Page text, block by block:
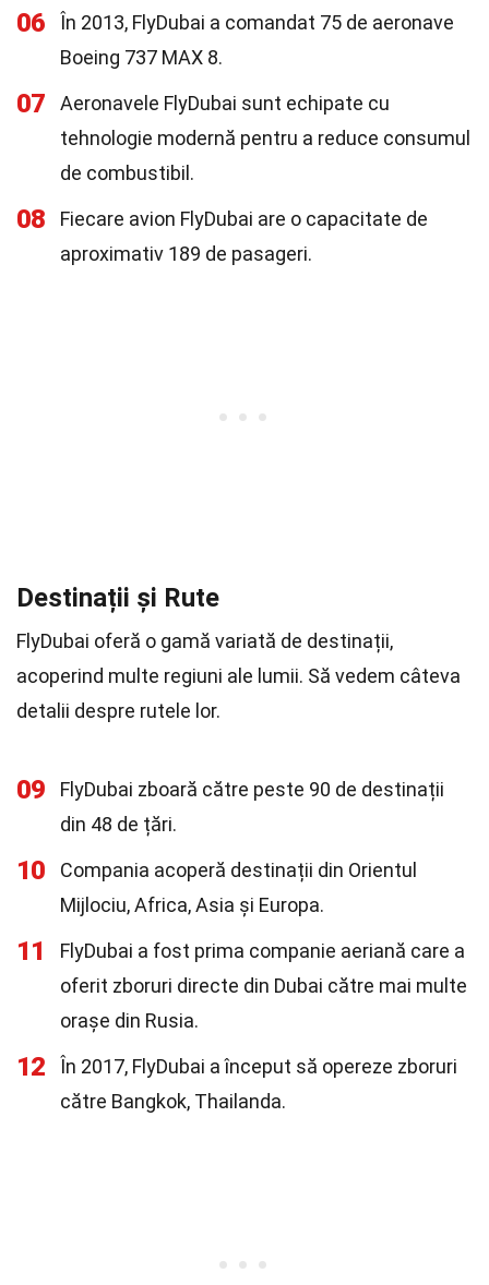
06
În 2013, FlyDubai a comandat 75 de aeronave
Boeing 737 MAX 8.
07
Aeronavele FlyDubai sunt echipate cu
tehnologie modernă pentru a reduce consumul
de combustibil.
08
Fiecare avion FlyDubai are o capacitate de
aproximativ 189 de pasageri.
Destinații și Rute
FlyDubai oferă o gamă variată de destinații,
acoperind multe regiuni ale lumii. Să vedem câteva
detalii despre rutele lor.
09
FlyDubai zboară către peste 90 de destinații
din 48 de țări.
10
Compania acoperă destinații din Orientul
Mijlociu, Africa, Asia și Europa.
11
FlyDubai a fost prima companie aeriană care a
oferit zboruri directe din Dubai către mai multe
orașe din Rusia.
12
În 2017, FlyDubai a început să opereze zboruri
către Bangkok, Thailanda.